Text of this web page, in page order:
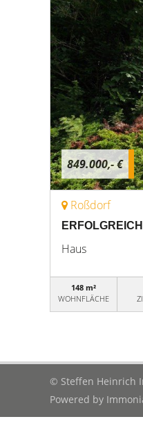
849.000,- €
Roßdorf
Haus
148 m²
WOHNFLÄCHE
© Steffen Heinrich
Powered by